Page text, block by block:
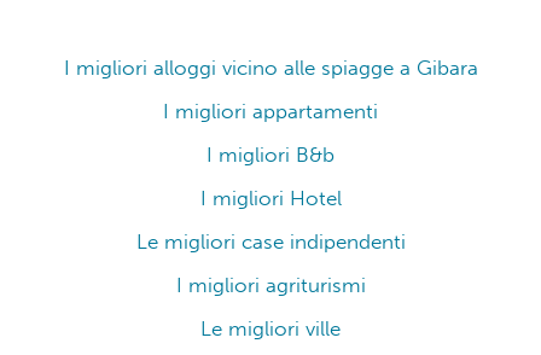
I migliori alloggi vicino alle spiagge a Gibara
I migliori appartamenti
I migliori B&b
I migliori Hotel
Le migliori case indipendenti
I migliori agriturismi
Le migliori ville